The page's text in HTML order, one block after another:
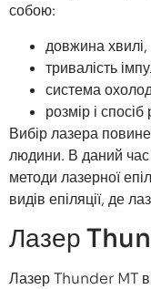
собою:
довжина хвилі,
тривалість
система
розмір і
Вибір лазера
людини. В даний час
методи лазерної
видів епіляції, де
Лазер
Лазер Thunder MT